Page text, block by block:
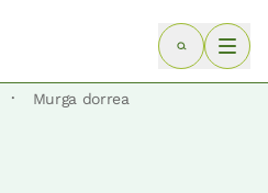
· Murga dorrea